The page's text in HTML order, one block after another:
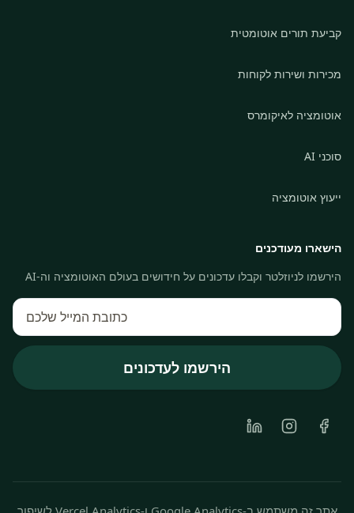
קביעת תורים אוטומטית
מכירות ושירות לקוחות
אוטומציה לאיקומרס
סוכני AI
ייעוץ אוטומציה
הישארו מעודכנים
הירשמו לניוזלטר וקבלו עדכונים על חידושים בעולם האוטומציה וה-AI
הירשמו לעדכונים
Facebook
Instagram
LinkedIn